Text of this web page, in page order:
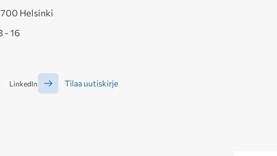
Helsinki
- 16
LinkedIn Tilaa uutiskirje